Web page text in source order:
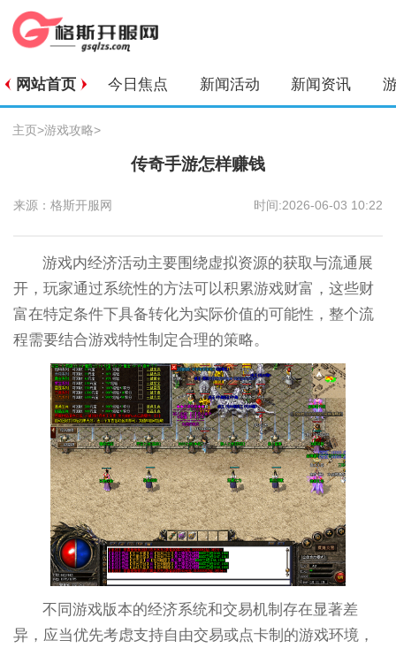
网站首页 今日焦点 新闻活动 新闻资讯
主页>游戏攻略>
传奇手游怎样赚钱
来源：格斯开服网 时间:2026-06-03 10:22
游戏内经济活动主要围绕虚拟资源的获取与流通展
开，玩家通过系统性的方法可以积累游戏财富，这些财
富在特定条件下具备转化为实际价值的可能性，整个流
程需要结合游戏特性制定合理的策略。
不同游戏版本的经济系统和交易机制存在显著差
异，应当优先考虑支持自由交易或点卡制的游戏环境，